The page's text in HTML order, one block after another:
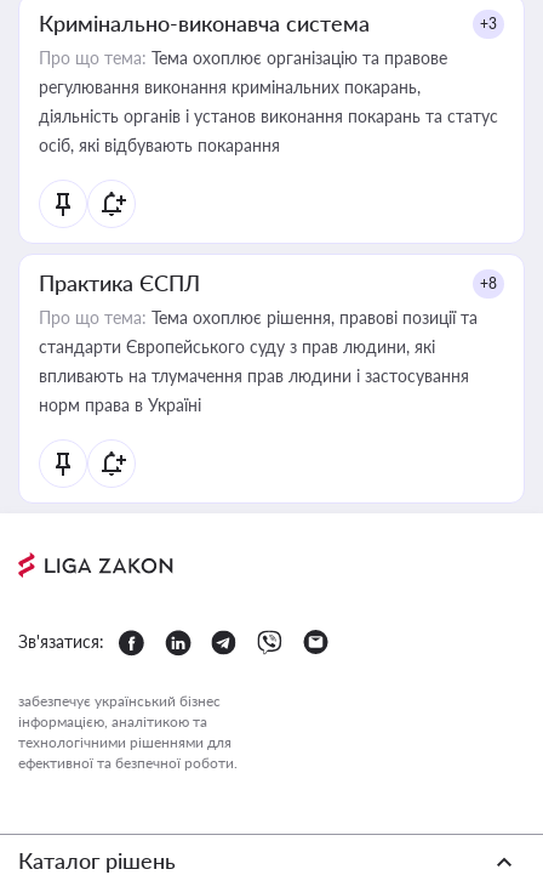
Кримінально-виконавча система +3
Про що тема: Тема охоплює організацію та правове
регулювання виконання кримінальних покарань,
діяльність органів і установ виконання покарань та статус
осіб, які відбувають покарання
Практика ЄСПЛ +8
Про що тема: Тема охоплює рішення, правові позиції та
стандарти Європейського суду з прав людини, які
впливають на тлумачення прав людини і застосування
норм права в Україні
Зв'язатися:
забезпечує український бізнес
інформацією, аналітикою та
технологічними рішеннями для
ефективної та безпечної роботи.
Каталог рішень